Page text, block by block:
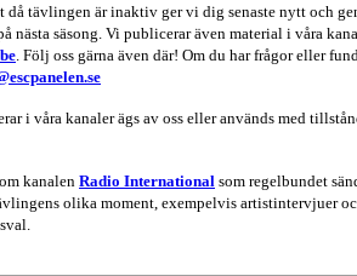
då tävlingen är inaktiv ger vi dig senaste nytt och
nästa säsong. Vi publicerar även material i våra
. Följ oss gärna även där! Om du har frågor eller
i våra kanaler ägs av oss eller används med
kanalen Radio International som regelbundet
olika moment, exempelvis artistintervjuer